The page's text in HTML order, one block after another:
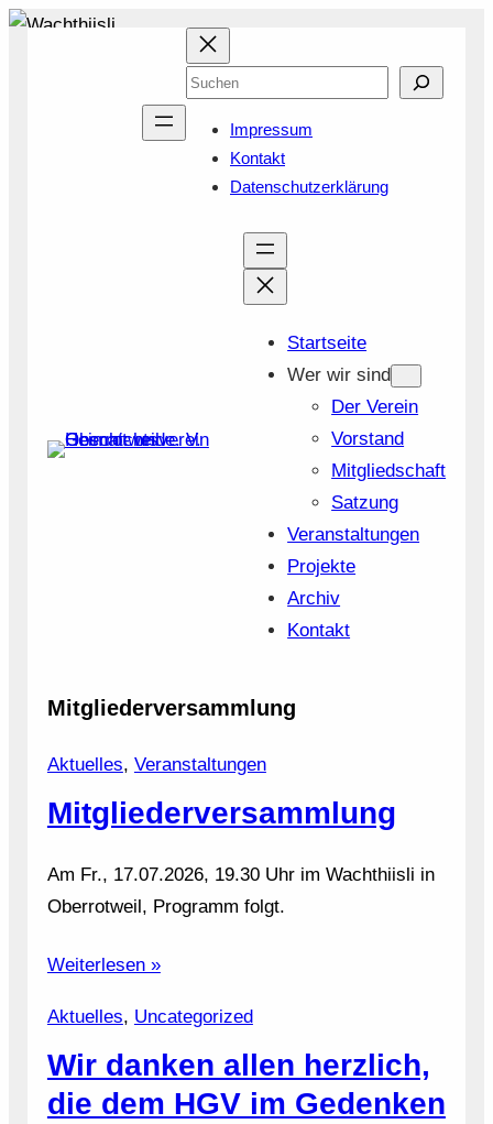
Zum
Suchen
Impressum
Kontakt
Datenschutzerklärung
Startseite
Wer wir sind
Der Verein
Vorstand
Mitgliedschaft
Satzung
Veranstaltungen
Projekte
Archiv
Kontakt
Mitgliederversammlung
Aktuelles, Veranstaltungen
Mitgliederversammlung
Am Fr., 17.07.2026, 19.30 Uhr im Wachthiisli in
Oberrotweil, Programm folgt.
Weiterlesen »
Aktuelles, Uncategorized
Wir danken allen herzlich,
die dem HGV im Gedenken